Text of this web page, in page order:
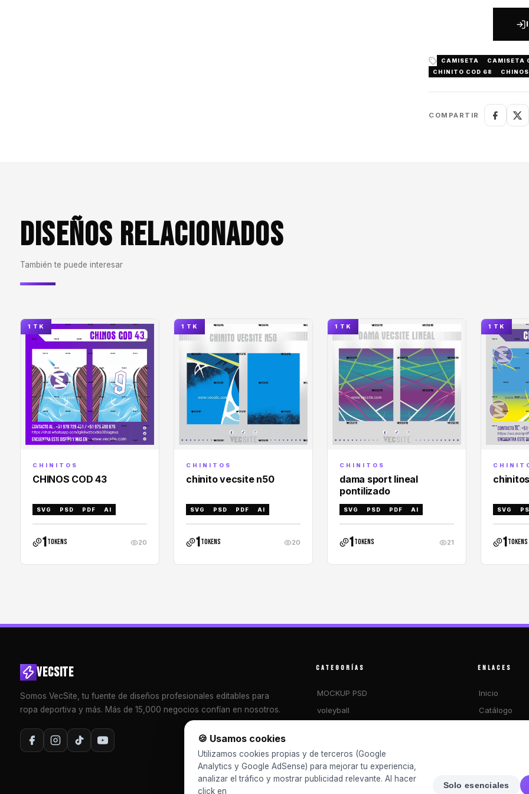
CAMISETA
CAMISETA
CHINITO COD 68
CHINOS
COMPARTIR
DISEÑOS RELACIONADOS
También te puede interesar
1 TK
CHINITOS
CHINOS COD 43
SVG PSD PDF AI
1tokens 20
1 TK
CHINITOS
chinito vecsite n50
SVG PSD PDF AI
1tokens 20
1 TK
CHINITOS
dama sport lineal
pontilizado
SVG PSD PDF AI
1tokens 21
1 TK
SVG
1tokens
VECSITE
Somos VecSite, tu fuente de diseños profesionales editables para
ropa deportiva y más. Más de 15,000 negocios confían en nosotros.
CATEGORÍAS
MOCKUP PSD
voleyball
basketball
CHINITOS
ENLACES
Inicio
Catálogo
🍪 Usamos cookies
Utilizamos cookies propias y de terceros (Google
Analytics y Google AdSense) para mejorar tu experiencia,
analizar el tráfico y mostrar publicidad relevante. Al hacer
click en
Solo esenciales